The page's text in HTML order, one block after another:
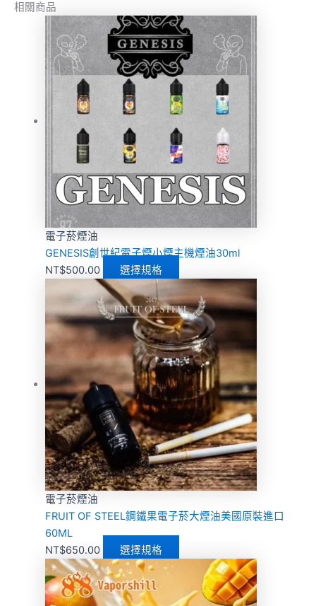
相關商品
電子菸煙油
GENESIS創世紀電子煙小煙主機煙油30ml
NT$500.00 選擇規格
電子菸煙油
FRUIT OF STEEL鋼鐵果電子菸大煙油美國原裝進口
60ML
NT$650.00 選擇規格